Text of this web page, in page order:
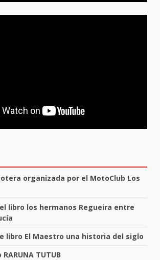
organizada por el MotoClub Los
libro los hermanos Regueira entre
libro El Maestro una historia del siglo
TUTUB